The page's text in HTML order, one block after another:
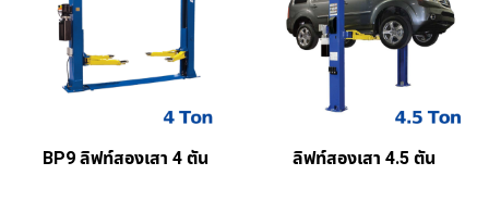
BP9 ลิฟท์สองเสา 4 ตัน ลิฟท์สองเสา 4.5 ตัน